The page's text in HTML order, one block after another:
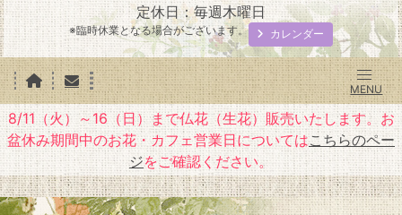
定休日：毎週木曜日
※臨時休業となる場合がございます。 カレンダー
8/11（火）～16（日）まで仏花（生花）販売いたします。お
盆休み期間中のお花・カフェ営業日についてはこちらのペー
ジをご確認ください。